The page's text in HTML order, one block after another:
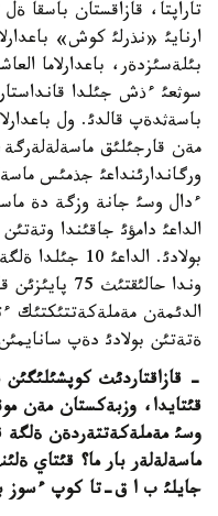
تاراپتا، قازاقستان باسقا
ارنايئ «نذرلئ كوش»
بئلةسئزدةر، باعدارلاما
سوثعئ ءذش جئلدا
باسةثدةپ قالدئ. ول
مةن قارجئلئق
ورگاندارئنداعئ جذمئس
ءدال وسئ جانة وزگة دة
الداعئ دامؤئ جاقئندا وتةتئن
وندا
الدئمةن مةملةكةتتئكتئك
ةتةتئن بولادئ دةپ
- قازاقتاردئث
قئتايدا، وزبةكستان مةن
وسئ مةملةكةتتةردةن ةلگة
ماسةلةلةر بار ما؟ قئتاي
جايلئ ب ا ق-تا كوپ ءسوز